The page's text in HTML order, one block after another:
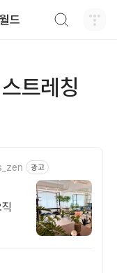
드
트레칭
광고